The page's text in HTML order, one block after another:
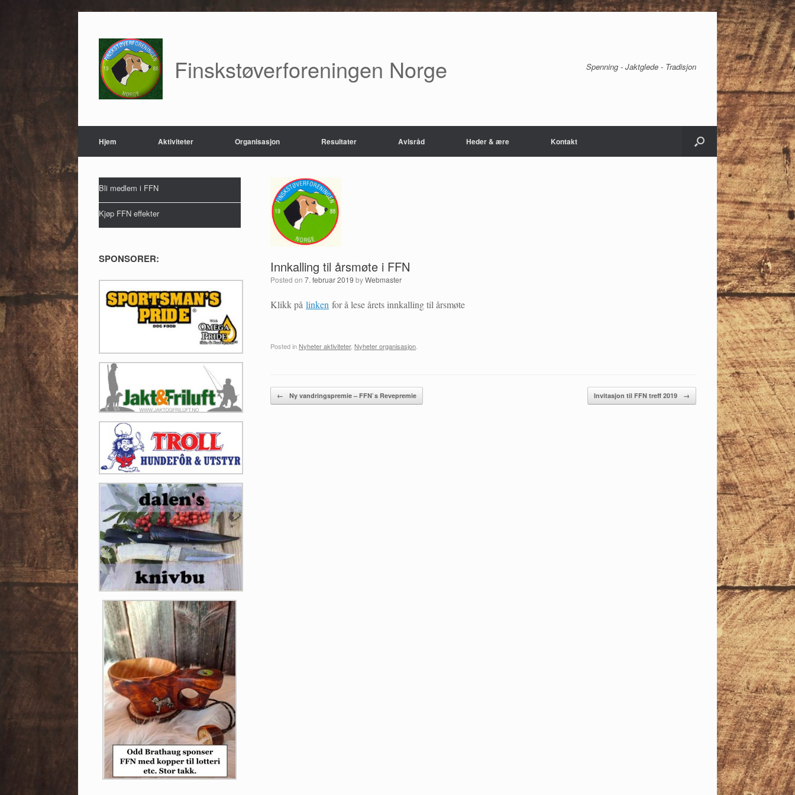
content
Finskstøverforeningen Norge Spenning - Jaktglede - Tradisjon
Hjem Aktiviteter Organisasjon Resultater Avlsråd Heder & ære Kontakt
Innkalling til årsmøte i FFN
Posted on7. februar 2019 byWebmaster
Klikk pålinken for å lese årets innkalling til årsmøte
Posted in Nyheter aktiviteter, Nyheter organisasjon
Post navigation
← Ny vandringspremie – FFN`s Revepremie Invitasjon til FFN treff 2019 →
Bli medlem i FFN
Kjøp FFN effekter
SPONSORER: